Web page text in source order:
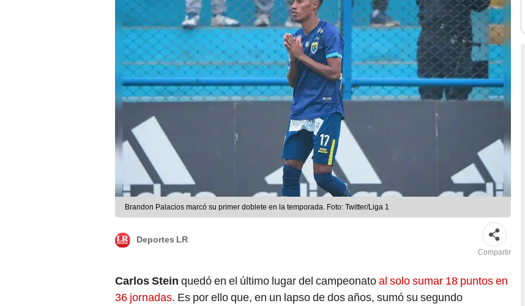
Brandon Palacios marcó su primer doblete en la temporada. Foto: Twitter/Liga 1
Deportes LR
Compartir
Carlos Stein quedó en el último lugar del campeonatoal solo sumar 18 puntos en
36 jornadas. Es por ello que, en un lapso de dos años, sumó su segundo